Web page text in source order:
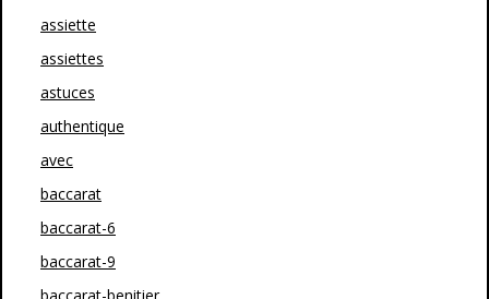
assiette
assiettes
astuces
authentique
avec
baccarat
baccarat-6
baccarat-9